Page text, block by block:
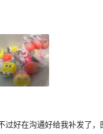
好在沟通好给我补发了，